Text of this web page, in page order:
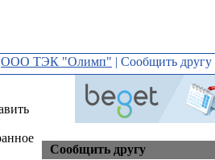
ООО ТЭК "Олимп" | Сообщить другу
Сообщить другу